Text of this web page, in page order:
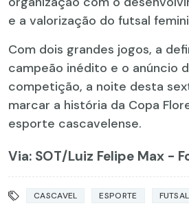
e a valorização do futsal
Com dois grandes jogos, a
campeão inédito e o anúncio
competição, a noite desta
marcar a história da Copa
esporte cascavelense.
Via: SOT/Luiz Felipe Max -
CASCAVEL ESPORTE FUTSAL